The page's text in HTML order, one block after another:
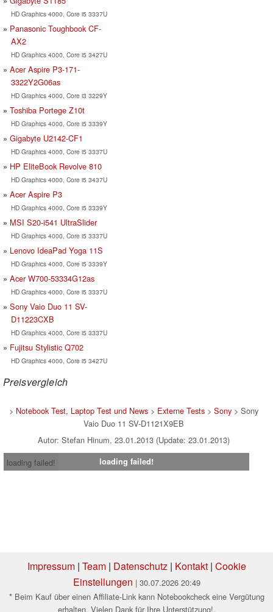
HD Graphics 4000, Core i5 3337U
Panasonic Toughbook CF-
AX2
HD Graphics 4000, Core i5 3427U
Acer Aspire P3-171-
3322Y2G06as
HD Graphics 4000, Core i3 3229Y
Toshiba Portege Z10t
HD Graphics 4000, Core i5 3339Y
Gigabyte U2142-CF1
HD Graphics 4000, Core i5 3337U
HP EliteBook Revolve 810
HD Graphics 4000, Core i5 3437U
Acer Aspire P3
HD Graphics 4000, Core i5 3339Y
MSI S20-i541 UltraSlider
HD Graphics 4000, Core i5 3337U
Lenovo IdeaPad Yoga 11S
HD Graphics 4000, Core i5 3339Y
Acer W700-53334G12as
HD Graphics 4000, Core i5 3337U
Sony Vaio Duo 11 SV-
D11223CXB
HD Graphics 4000, Core i5 3337U
Fujitsu Stylistic Q702
HD Graphics 4000, Core i5 3427U
Preisvergleich
> Notebook Test, Laptop Test und News> Externe Tests> Sony> Sony
Vaio Duo 11 SV-D1121X9EB
Autor: Stefan Hinum, 23.01.2013 (Update: 23.01.2013)
loading failed!
loading failed!
Impressum| Team| Datenschutz| Kontakt| Cookie
Einstellungen | 30.07.2026 20:49
* Beim Kauf über einen Affiliate-Link kann Notebookcheck eine Vergütung
erhalten. Vielen Dank für Ihre Unterstützung!.